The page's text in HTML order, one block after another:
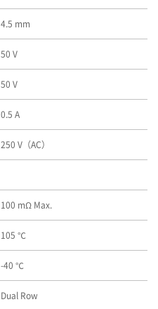
4.5 mm
50 V
50 V
0.5 A
250 V（AC）
100 mΩ Max.
105 ℃
-40 ℃
Dual Row